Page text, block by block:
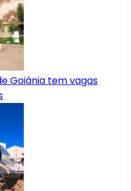
Goiânia tem vagas